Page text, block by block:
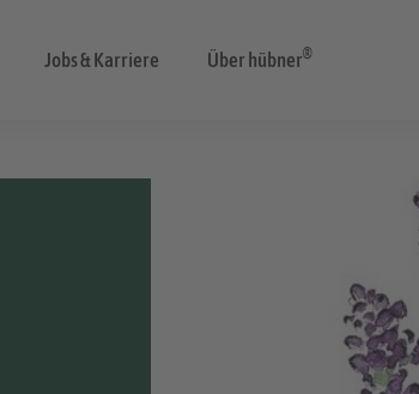
Jobs & Karriere Über hübner®